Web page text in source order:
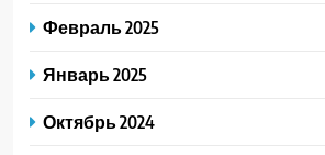
Февраль 2025
Январь 2025
Октябрь 2024